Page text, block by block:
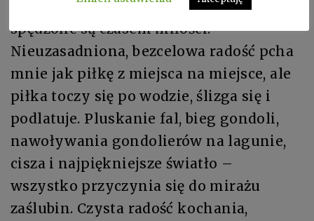
Wenecji, pierwsze godziny w niej
spędzone są czasem miłości.
Nieuzasadniona, bezcelowa radość pcha
mnie jak piłkę z miejsca na miejsce, ale
piłka toczy się po wodzie, ślizga się i
podlatuje. Pluskanie fal, bieg gondoli,
nawoływania gondolierów na lagunie,
cisza i najpiękniejsze światło –
wszystko przyczynia się do mirażu
zaślubin. Czysta radość kochania,